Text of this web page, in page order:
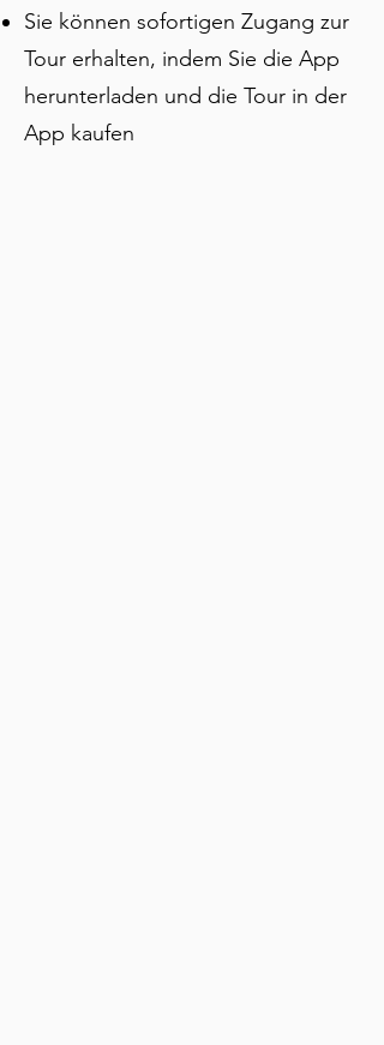
Ihrem eigenen Tempo zu erkunden –
kein fester Zeitplan, keine Gruppe, der
Sie folgen müssen. Ideal, wenn Sie
über die Oberfläche einer Stadt
hinausgehen möchten, die einst das
Sie können sofortigen Zugang zur
Tour erhalten, indem Sie die App
herunterladen und die Tour in der
App kaufen